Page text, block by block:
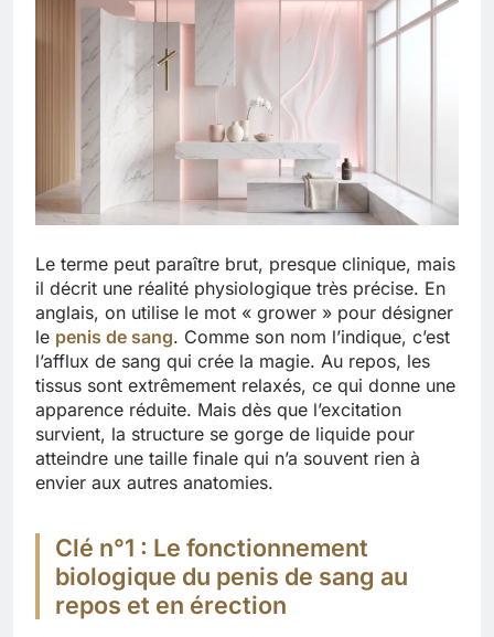
Le terme peut paraître brut, presque clinique, mais
il décrit une réalité physiologique très précise. En
anglais, on utilise le mot « grower » pour désigner
le penis de sang. Comme son nom l’indique, c’est
l’afflux de sang qui crée la magie. Au repos, les
tissus sont extrêmement relaxés, ce qui donne une
apparence réduite. Mais dès que l’excitation
survient, la structure se gorge de liquide pour
atteindre une taille finale qui n’a souvent rien à
envier aux autres anatomies.
Clé n°1 : Le fonctionnement
biologique du penis de sang au
repos et en érection